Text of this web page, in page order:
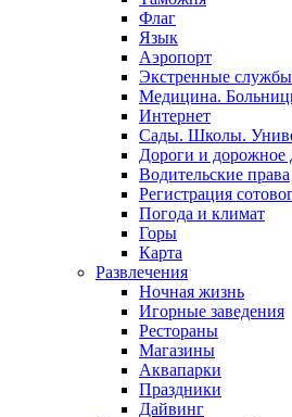
Флаг
Язык
Аэропорт
Экстренные службы
Медицина.
Интернет
Сады. Школы.
Дороги и дорожное
Водительские права
Регистрация
Погода и климат
Горы
Карта
Развлечения
Ночная жизнь
Игорные заведения
Рестораны
Магазины
Аквапарки
Праздники
Дайвинг